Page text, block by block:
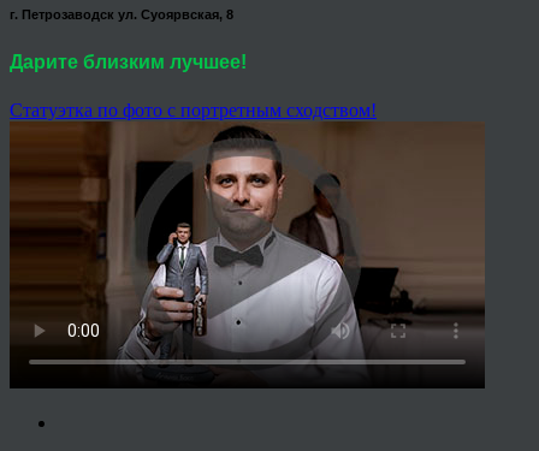
г. Петрозаводск ул. Суоярвская, 8
Дарите близким лучшее!
Статуэтка по фото с портретным сходством!